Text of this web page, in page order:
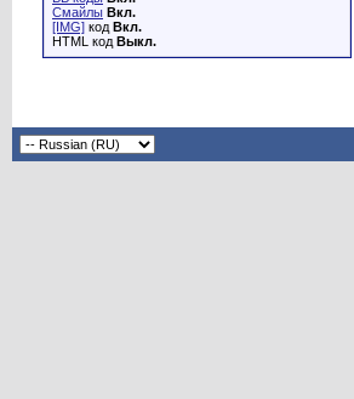
Смайлы Вкл.
[IMG] код Вкл.
HTML код Выкл.